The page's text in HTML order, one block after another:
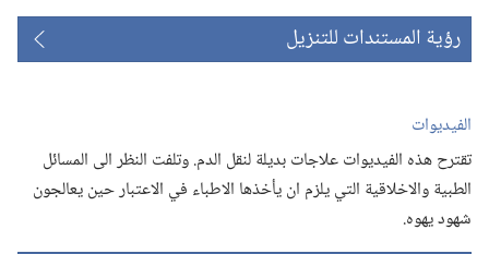
رؤية المستندات للتنزيل
الفيديوات
تقترح هذه الفيديوات علاجات بديلة لنقل الدم.‏ وتلفت النظر الى المسائل
الطبية والاخلاقية التي يلزم ان يأخذها الاطباء في الاعتبار حين يعالجون
شهود يهوه.‏